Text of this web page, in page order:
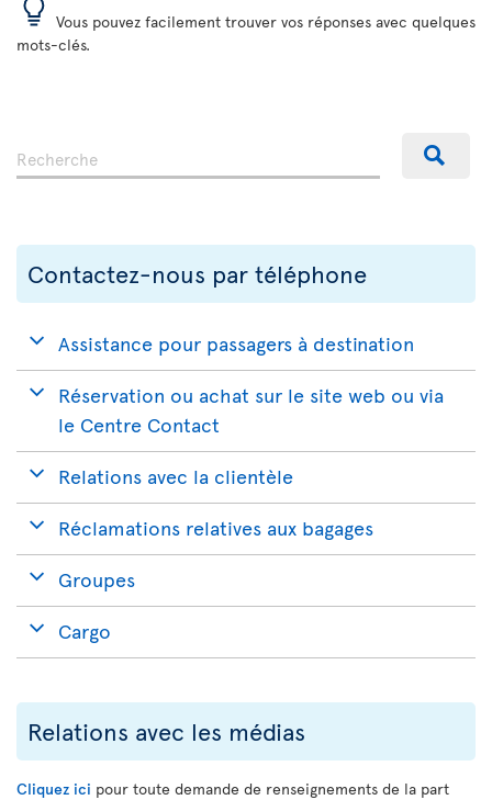
Vous pouvez facilement trouver vos réponses avec quelques
mots-clés.
Contactez-nous par téléphone
Assistance pour passagers à destination
Réservation ou achat sur le site web ou via
le Centre Contact
Relations avec la clientèle
Réclamations relatives aux bagages
Groupes
Cargo
Relations avec les médias
Cliquez ici pour toute demande de renseignements de la part